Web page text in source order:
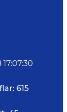
615